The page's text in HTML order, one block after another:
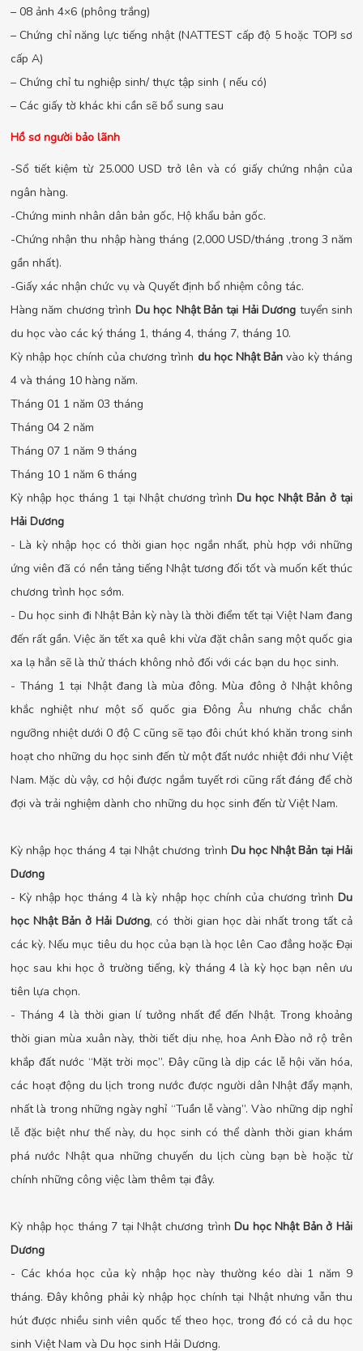
– 08 ảnh 4×6 (phông trắng)
– Chứng chỉ năng lực tiếng nhật (NATTEST cấp độ 5 hoặc TOPJ sơ
cấp A)
– Chứng chỉ tu nghiệp sinh/ thực tập sinh ( nếu có)
– Các giấy tờ khác khi cần sẽ bổ sung sau
Hồ sơ người bảo lãnh
-Sổ tiết kiệm từ 25.000 USD trở lên và có giấy chứng nhận của
ngân hàng.
-Chứng minh nhân dân bản gốc, Hộ khẩu bản gốc.
-Chứng nhận thu nhập hàng tháng (2,000 USD/tháng ,trong 3 năm
gần nhất).
-Giấy xác nhận chức vụ và Quyết định bổ nhiệm công tác.
Hàng năm chương trình Du học Nhật Bản tại Hải Dương tuyển sinh
du học vào các ký tháng 1, tháng 4, tháng 7, tháng 10.
Kỳ nhập học chính của chương trình du học Nhật Bảnvào kỳ tháng
4 và tháng 10 hàng năm.
Tháng 01 1 năm 03 tháng
Tháng 04 2 năm
Tháng 07 1 năm 9 tháng
Tháng 10 1 năm 6 tháng
Kỳ nhập học tháng 1 tại Nhật chương trìnhDu học Nhật Bản ở tại
Hải Dương
- Là kỳ nhập học có thời gian học ngắn nhất, phù hợp với những
ứng viên đã có nền tảng tiếng Nhật tương đối tốt và muốn kết thúc
chương trình học sớm.
- Du học sinh đi Nhật Bản kỳ này là thời điểm tết tại Việt Nam đang
đến rất gần. Việc ăn tết xa quê khi vừa đặt chân sang một quốc gia
xa lạ hẳn sẽ là thử thách không nhỏ đối với các bạn du học sinh.
- Tháng 1 tại Nhật đang là mùa đông. Mùa đông ở Nhật không
khắc nghiệt như một số quốc gia Đông Âu nhưng chắc chắn
ngưỡng nhiệt dưới 0 độ C cũng sẽ tạo đôi chút khó khăn trong sinh
hoạt cho những du học sinh đến từ một đất nước nhiệt đới như Việt
Nam. Mặc dù vậy, cơ hội được ngắm tuyết rơi cũng rất đáng để chờ
đợi và trải nghiệm dành cho những du học sinh đến từ Việt Nam.
Kỳ nhập học tháng 4 tại Nhật chương trình Du học Nhật Bản tại Hải
Dương
- Kỳ nhập học tháng 4 là kỳ nhập học chính của chương trình Du
học Nhật Bản ở Hải Dương, có thời gian học dài nhất trong tất cả
các kỳ. Nếu mục tiêu du học của bạn là học lên Cao đẳng hoặc Đại
học sau khi học ở trường tiếng, kỳ tháng 4 là kỳ học bạn nên ưu
tiên lựa chọn.
- Tháng 4 là thời gian lí tưởng nhất để đến Nhật. Trong khoảng
thời gian mùa xuân này, thời tiết dịu nhẹ, hoa Anh Đào nở rộ trên
khắp đất nước “Mặt trời mọc”. Đây cũng là dịp các lễ hội văn hóa,
các hoạt động du lịch trong nước được người dân Nhật đẩy mạnh,
nhất là trong những ngày nghỉ “Tuần lễ vàng”. Vào những dịp nghỉ
lễ đặc biệt như thế này, du học sinh có thể dành thời gian khám
phá nước Nhật qua những chuyến du lịch cùng bạn bè hoặc từ
chính những công việc làm thêm tại đây.
Kỳ nhập học tháng 7 tại Nhật chương trình Du học Nhật Bản ở Hải
Dương
- Các khóa học của kỳ nhập học này thường kéo dài 1 năm 9
tháng. Đây không phải kỳ nhập học chính tại Nhật nhưng vẫn thu
hút được nhiều sinh viên quốc tế theo học, trong đó có cả du học
sinh Việt Nam và Du học sinh Hải Dương.